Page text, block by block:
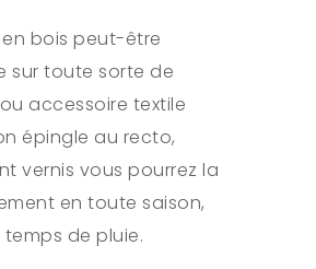
bois peut-être
sur toute sorte de
accessoire textile
épingle au recto,
vernis vous pourrez la
en toute saison,
de pluie.